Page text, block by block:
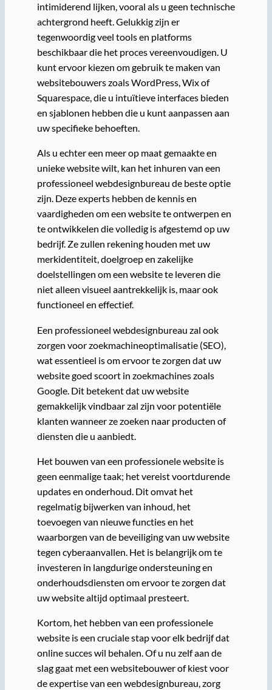
intimiderend lijken, vooral als u geen technische
achtergrond heeft. Gelukkig zijn er
tegenwoordig veel tools en platforms
beschikbaar die het proces vereenvoudigen. U
kunt ervoor kiezen om gebruik te maken van
websitebouwers zoals WordPress, Wix of
Squarespace, die u intuïtieve interfaces bieden
en sjablonen hebben die u kunt aanpassen aan
uw specifieke behoeften.
Als u echter een meer op maat gemaakte en
unieke website wilt, kan het inhuren van een
professioneel webdesignbureau de beste optie
zijn. Deze experts hebben de kennis en
vaardigheden om een website te ontwerpen en
te ontwikkelen die volledig is afgestemd op uw
bedrijf. Ze zullen rekening houden met uw
merkidentiteit, doelgroep en zakelijke
doelstellingen om een website te leveren die
niet alleen visueel aantrekkelijk is, maar ook
functioneel en effectief.
Een professioneel webdesignbureau zal ook
zorgen voor zoekmachineoptimalisatie (SEO),
wat essentieel is om ervoor te zorgen dat uw
website goed scoort in zoekmachines zoals
Google. Dit betekent dat uw website
gemakkelijk vindbaar zal zijn voor potentiële
klanten wanneer ze zoeken naar producten of
diensten die u aanbiedt.
Het bouwen van een professionele website is
geen eenmalige taak; het vereist voortdurende
updates en onderhoud. Dit omvat het
regelmatig bijwerken van inhoud, het
toevoegen van nieuwe functies en het
waarborgen van de beveiliging van uw website
tegen cyberaanvallen. Het is belangrijk om te
investeren in langdurige ondersteuning en
onderhoudsdiensten om ervoor te zorgen dat
uw website altijd optimaal presteert.
Kortom, het hebben van een professionele
website is een cruciale stap voor elk bedrijf dat
online succes wil behalen. Of u nu zelf aan de
slag gaat met een websitebouwer of kiest voor
de expertise van een webdesignbureau, zorg